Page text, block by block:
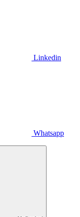
Linkedin
Whatsapp